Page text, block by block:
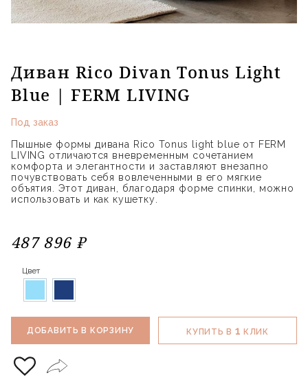
Диван Rico Divan Tonus Light
Blue | FERM LIVING
Под заказ
Пышные формы дивана Rico Tonus light blue от FERM
LIVING отличаются вневременным сочетанием
комфорта и элегантности и заставляют внезапно
почувствовать себя вовлеченными в его мягкие
объятия. Этот диван, благодаря форме спинки, можно
использовать и как кушетку.
487 896 ₽
Цвет
ДОБАВИТЬ В КОРЗИНУ КУПИТЬ В 1 КЛИК